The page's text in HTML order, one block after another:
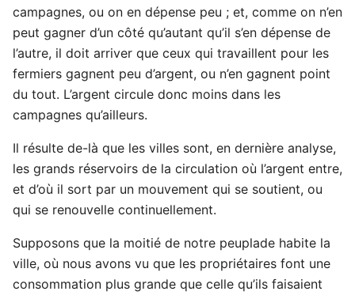
campagnes, ou on en dépense peu ; et, comme on n’en
peut gagner d’un côté qu’autant qu’il s’en dépense de
l’autre, il doit arriver que ceux qui travaillent pour les
fermiers gagnent peu d’argent, ou n’en gagnent point
du tout. L’argent circule donc moins dans les
campagnes qu’ailleurs.
Il résulte de-là que les villes sont, en dernière analyse,
les grands réservoirs de la circulation où l’argent entre,
et d’où il sort par un mouvement qui se soutient, ou
qui se renouvelle continuellement.
Supposons que la moitié de notre peuplade habite la
ville, où nous avons vu que les propriétaires font une
consommation plus grande que celle qu’ils faisaient